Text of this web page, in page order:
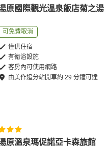
原國際觀光溫泉飯店菊之湯
可免費取消
僅供住宿
有衛浴設施
客房內可使用網路
由美作追分站開車約29 分鐘可達
原溫泉瑪促諾亞卡森旅館